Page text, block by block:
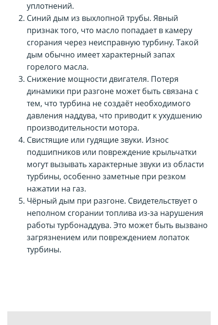
уплотнений.
Синий дым из выхлопной трубы. Явный
признак того, что масло попадает в камеру
сгорания через неисправную турбину. Такой
дым обычно имеет характерный запах
горелого масла.
Снижение мощности двигателя. Потеря
динамики при разгоне может быть связана с
тем, что турбина не создаёт необходимого
давления наддува, что приводит к ухудшению
производительности мотора.
Свистящие или гудящие звуки. Износ
подшипников или повреждение крыльчатки
могут вызывать характерные звуки из области
турбины, особенно заметные при резком
нажатии на газ.
Чёрный дым при разгоне. Свидетельствует о
неполном сгорании топлива из-за нарушения
работы турбонаддува. Это может быть вызвано
загрязнением или повреждением лопаток
турбины.